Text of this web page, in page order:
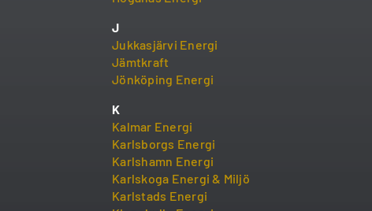
J
Jukkasjärvi Energi
Jämtkraft
Jönköping Energi
K
Kalmar Energi
Karlsborgs Energi
Karlshamn Energi
Karlskoga Energi & Miljö
Karlstads Energi